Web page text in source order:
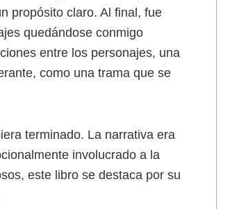
propósito claro. Al final, fue
quedándose conmigo
entre los personajes, una
como una trama que se
terminado. La narrativa era
involucrado a la
este libro se destaca por su